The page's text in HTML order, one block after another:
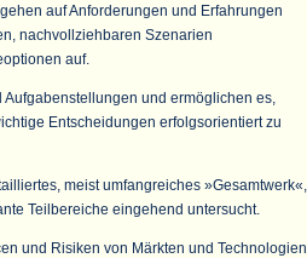
auf Anforderungen und Erfahrungen
nachvollziehbaren Szenarien
auf.
und ermöglichen es,
Entscheidungen erfolgsorientiert zu
meist umfangreiches »Gesamtwerk«,
Teilbereiche eingehend untersucht.
und Risiken von Märkten und Technologien